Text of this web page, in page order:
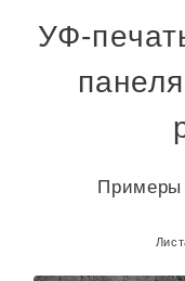
УФ-
Примеры